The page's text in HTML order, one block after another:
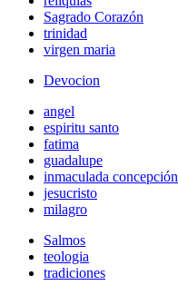
Sagrado Corazón
trinidad
virgen maria
Devocion
angel
espiritu santo
fatima
guadalupe
inmaculada concepción
jesucristo
milagro
Salmos
teologia
tradiciones